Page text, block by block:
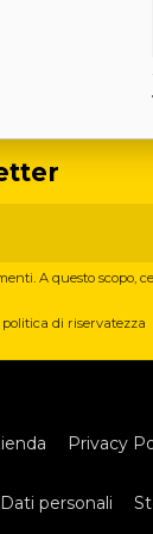
A questo scopo,
di riservatezza
Privacy
Dati personali